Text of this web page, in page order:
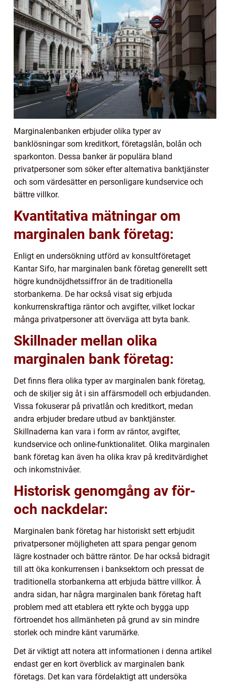
Marginalenbanken erbjuder olika typer av
banklösningar som kreditkort, företagslån, bolån och
sparkonton. Dessa banker är populära bland
privatpersoner som söker efter alternativa banktjänster
och som värdesätter en personligare kundservice och
bättre villkor.
Kvantitativa mätningar om
marginalen bank företag:
Enligt en undersökning utförd av konsultföretaget
Kantar Sifo, har marginalen bank företag generellt sett
högre kundnöjdhetssiffror än de traditionella
storbankerna. De har också visat sig erbjuda
konkurrenskraftiga räntor och avgifter, vilket lockar
många privatpersoner att överväga att byta bank.
Skillnader mellan olika
marginalen bank företag:
Det finns flera olika typer av marginalen bank företag,
och de skiljer sig åt i sin affärsmodell och erbjudanden.
Vissa fokuserar på privatlån och kreditkort, medan
andra erbjuder bredare utbud av banktjänster.
Skillnaderna kan vara i form av räntor, avgifter,
kundservice och online-funktionalitet. Olika marginalen
bank företag kan även ha olika krav på kreditvärdighet
och inkomstnivåer.
Historisk genomgång av för-
och nackdelar:
Marginalen bank företag har historiskt sett erbjudit
privatpersoner möjligheten att spara pengar genom
lägre kostnader och bättre räntor. De har också bidragit
till att öka konkurrensen i banksektorn och pressat de
traditionella storbankerna att erbjuda bättre villkor. Å
andra sidan, har några marginalen bank företag haft
problem med att etablera ett rykte och bygga upp
förtroendet hos allmänheten på grund av sin mindre
storlek och mindre känt varumärke.
Det är viktigt att notera att informationen i denna artikel
endast ger en kort överblick av marginalen bank
företags. Det kan vara fördelaktigt att undersöka